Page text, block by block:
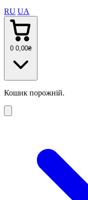
RU UA
0 0 ,00₴
Кошик порожній.